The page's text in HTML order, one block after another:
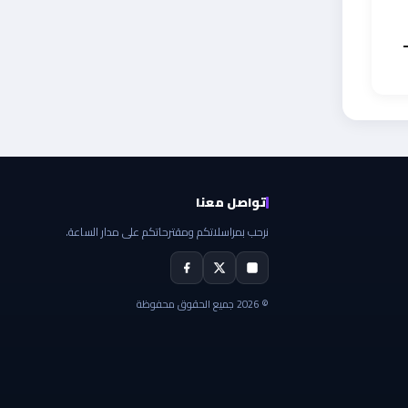
تواصل معنا
نرحب بمراسلاتكم ومقترحاتكم على مدار الساعة.
© 2026 جميع الحقوق محفوظة